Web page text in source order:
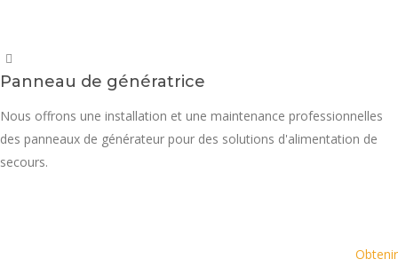
Panneau de génératrice
Nous offrons une installation et une maintenance professionnelles
des panneaux de générateur pour des solutions d'alimentation de
secours.
Obtenir